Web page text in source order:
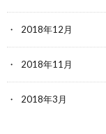
2018年12月
2018年11月
2018年3月